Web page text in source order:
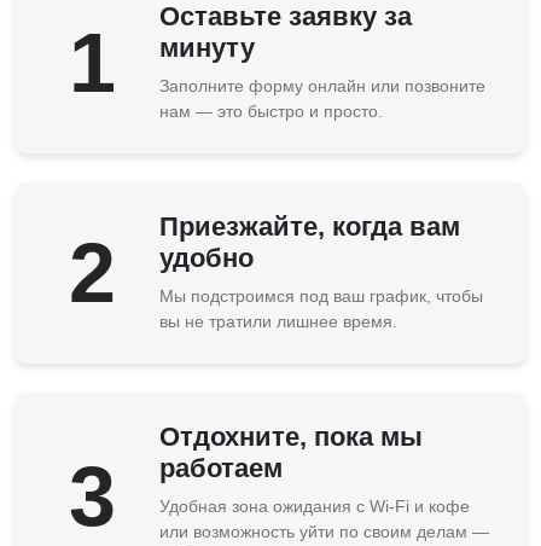
1
Оставьте заявку за
минуту
Заполните форму онлайн или позвоните
нам — это быстро и просто.
2
Приезжайте, когда вам
удобно
Мы подстроимся под ваш график, чтобы
вы не тратили лишнее время.
3
Отдохните, пока мы
работаем
Удобная зона ожидания с Wi-Fi и кофе
или возможность уйти по своим делам —